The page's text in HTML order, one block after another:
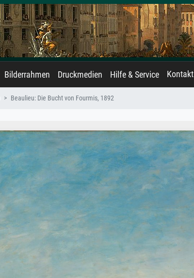
Bilderrahmen Druckmedien Hilfe & Service Kontakt
Beaulieu: Die Bucht von Fourmis, 1892